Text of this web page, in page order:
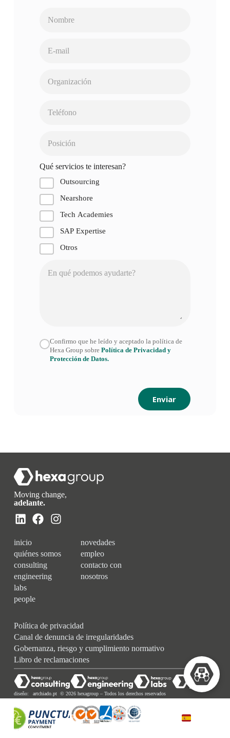
Qué servicios te interesan?
Outsourcing
Nearshore
Tech Academies
SAP Expertise
Otros
Confirmo que he leído y aceptado la política de
Hexa Group sobre Política de Privacidad y
Protección de Datos.
Enviar
Moving change,
adelante.
inicio
quiénes somos
consulting
engineering
labs
people
novedades
empleo
contacto con
nosotros
Política de privacidad
Canal de denuncia de irregularidades
Gobernanza, riesgo y cumplimiento normativo
Libro de reclamaciones
diseño: artchiado.pt© 2026 hexagroup – Todos los derechos reservados